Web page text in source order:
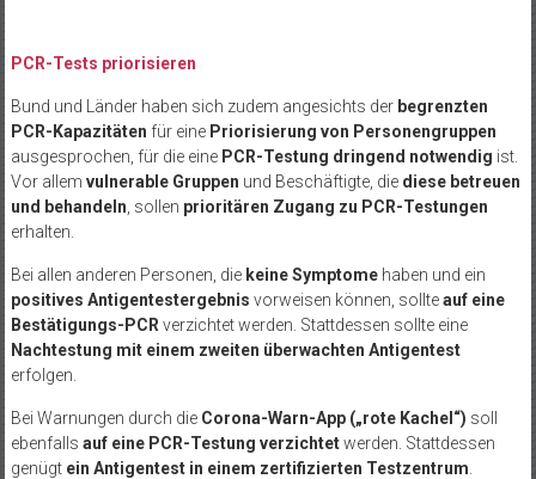
PCR-Tests priorisieren
Bund und Länder haben sich zudem angesichts der begrenzten
PCR-Kapazitäten für eine Priorisierung von Personengruppen
ausgesprochen, für die eine PCR-Testung dringend notwendig ist.
Vor allem vulnerable Gruppen und Beschäftigte, die diese betreuen
und behandeln , sollen prioritären Zugang zu PCR-Testungen
erhalten.
Bei allen anderen Personen, die keine Symptomehaben und ein
positives Antigentestergebnis vorweisen können, sollteauf eine
Bestätigungs-PCR verzichtet werden. Stattdessen sollte eine
Nachtestung mit einem zweiten überwachten Antigentest
erfolgen.
Bei Warnungen durch die Corona-Warn-App („rote Kachel“) soll
ebenfalls auf eine PCR-Testung verzichtetwerden. Stattdessen
genügt ein Antigentest in einem zertifizierten Testzentrum